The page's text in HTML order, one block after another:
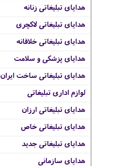
هدایای تبلیغاتی زنانه
هدایای تبلیغاتی لاکچری
هدایای تبلیغاتی خلاقانه
هدایای پزشکی و سلامت
هدایای تبلیغاتی ساخت ایران
لوازم اداری تبلیغاتی
هدایای تبلیغاتی ارزان
هدایای تبلیغاتی خاص
هدایای تبلیغاتی جدید
هدایای سازمانی